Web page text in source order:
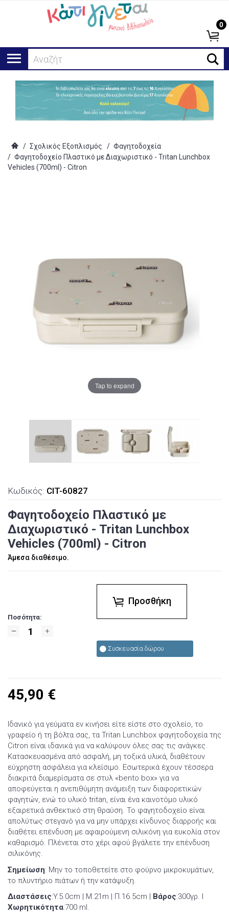
Αναζήτηση.
0
/ Σχολικός Εξοπλισμός / Φαγητοδοχεία
/ Φαγητοδοχείο Πλαστικό με Διαχωριστικό - Tritan Lunchbox
Vehicles (700ml) - Citron
Tap to expand
Κωδικός: CIT-60827
Φαγητοδοχείο Πλαστικό με
Διαχωριστικό - Tritan Lunchbox
Vehicles (700ml) - Citron
Άμεσα διαθέσιμο.
Ποσότητα:
Προσθήκη
Συσκευασία δώρου
45,90 €
Ιδανικό για γεύματα εν κινήσει είτε είστε στο σχολείο, το
γραφείο ή τη βόλτα σας, τα Tritan Lunchbox φαγητοδοχεία της
Citron είναι ιδανικά για να καλύψουν όλες σας τις ανάγκες.
Κατασκευασμένα από ασφαλή, μη τοξικά υλικά, διαθέτουν
εύχρηστη ασφάλεια για κλείσιμο. Εσωτερικά έχουν τέσσερα
διακριτά διαμερίσματα σε στυλ «bento box» για να
αποφεύγεται η ανεπιθύμητη ανάμειξη των διαφορετικών
φαγητών, ενώ το υλικό tritan, είναι ένα καινοτόμο υλικό
εξαιρετικά ανθεκτικό στη θραύση. Το φαγητοδοχείο είναι
απολύτως στεγανό για να μην υπάρχει κίνδυνος διαρροής και
διαθέτει επένδυση με αφαιρούμενη σιλικόνη για ευκολία στον
καθαρισμό. Πλένεται στο χέρι αφού βγάλετε την επένδυση
σιλικόνης.
Σημείωση: Μην το τοποθετείτε στο φούρνο μικροκυμάτων,
το πλυντήριο πιάτων ή την κατάψυξη.
Διαστάσεις:Y.5.0cm | Μ.21m | Π.16.5cm | Βάρος:300γρ. Ι
Χωρητικότητα:700 ml.